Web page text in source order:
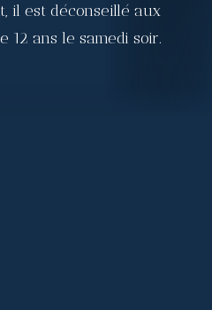
il est déconseillé aux
12 ans le samedi soir.